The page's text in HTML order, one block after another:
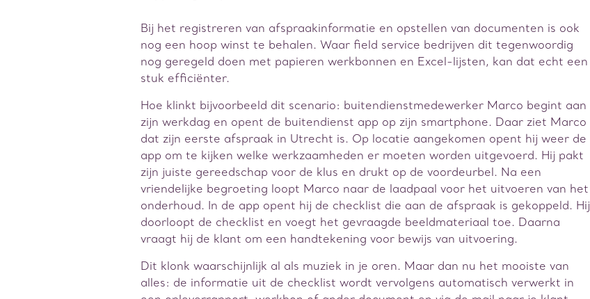
Bij het registreren van afspraakinformatie en opstellen van documenten is ook
nog een hoop winst te behalen. Waar field service bedrijven dit tegenwoordig
nog geregeld doen met papieren werkbonnen en Excel-lijsten, kan dat echt een
stuk efficiënter.
Hoe klinkt bijvoorbeeld dit scenario: buitendienstmedewerker Marco begint aan
zijn werkdag en opent de buitendienst app op zijn smartphone. Daar ziet Marco
dat zijn eerste afspraak in Utrecht is. Op locatie aangekomen opent hij weer de
app om te kijken welke werkzaamheden er moeten worden uitgevoerd. Hij pakt
zijn juiste gereedschap voor de klus en drukt op de voordeurbel. Na een
vriendelijke begroeting loopt Marco naar de laadpaal voor het uitvoeren van het
onderhoud. In de app opent hij de checklist die aan de afspraak is gekoppeld. Hij
doorloopt de checklist en voegt het gevraagde beeldmateriaal toe. Daarna
vraagt hij de klant om een handtekening voor bewijs van uitvoering.
Dit klonk waarschijnlijk al als muziek in je oren. Maar dan nu het mooiste van
alles: de informatie uit de checklist wordt vervolgens automatisch verwerkt in